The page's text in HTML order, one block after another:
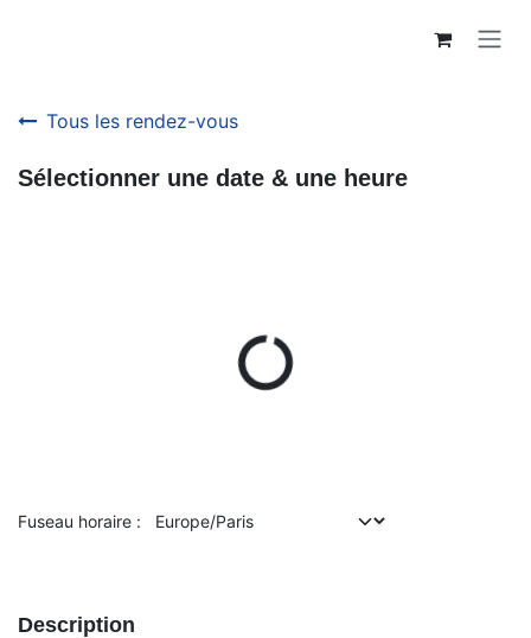
Tous les rendez-vous
Sélectionner une date & une heure
Fuseau horaire :
Description